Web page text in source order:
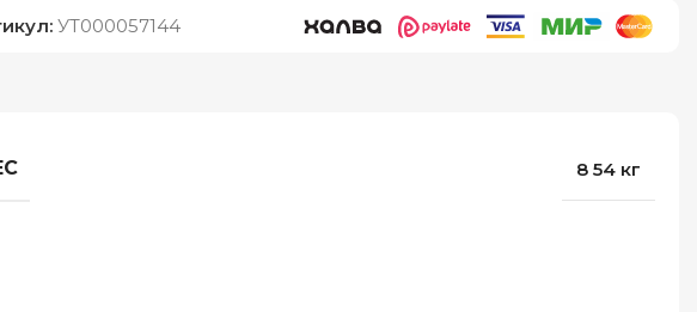
УТ000057144
8 54 кг